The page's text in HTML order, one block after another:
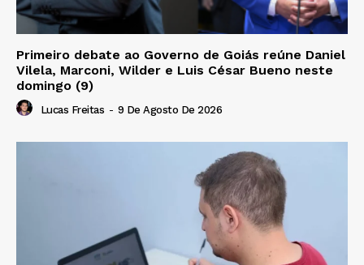
Primeiro debate ao Governo de Goiás reúne Daniel
Vilela, Marconi, Wilder e Luis César Bueno neste
domingo (9)
Lucas Freitas - 9 De Agosto De 2026